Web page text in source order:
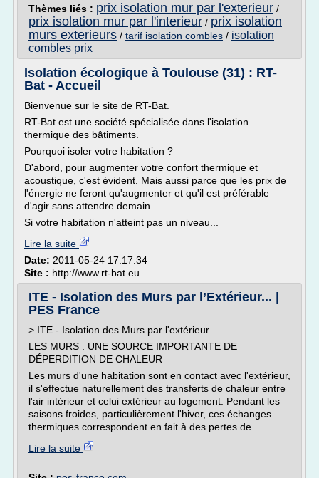
Thèmes liés : prix isolation mur par l'exterieur /
prix isolation mur par l'interieur / prix isolation
murs exterieurs / tarif isolation combles / isolation
combles prix
Isolation écologique à Toulouse (31) : RT-
Bat - Accueil
Bienvenue sur le site de RT-Bat.
RT-Bat est une société spécialisée dans l'isolation
thermique des bâtiments.
Pourquoi isoler votre habitation ?
D'abord, pour augmenter votre confort thermique et
acoustique, c'est évident. Mais aussi parce que les prix de
l'énergie ne feront qu'augmenter et qu'il est préférable
d'agir sans attendre demain.
Si votre habitation n'atteint pas un niveau...
Lire la suite
Date: 2011-05-24 17:17:34
Site : http://www.rt-bat.eu
ITE - Isolation des Murs par l’Extérieur... |
PES France
> ITE - Isolation des Murs par l'extérieur
LES MURS : UNE SOURCE IMPORTANTE DE
DÉPERDITION DE CHALEUR
Les murs d'une habitation sont en contact avec l'extérieur,
il s'effectue naturellement des transferts de chaleur entre
l'air intérieur et celui extérieur au logement. Pendant les
saisons froides, particulièrement l'hiver, ces échanges
thermiques correspondent en fait à des pertes de...
Lire la suite